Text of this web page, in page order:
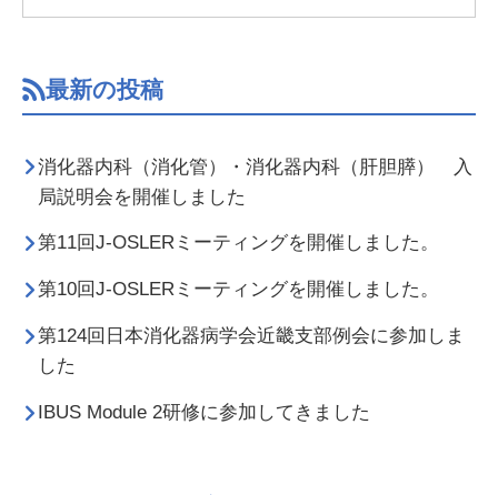
最新の投稿
消化器内科（消化管）・消化器内科（肝胆膵） 入
局説明会を開催しました
第11回J-OSLERミーティングを開催しました。
第10回J-OSLERミーティングを開催しました。
第124回日本消化器病学会近畿支部例会に参加しま
した
IBUS Module 2研修に参加してきました